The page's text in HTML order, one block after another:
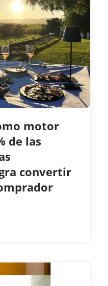
motor
de las
convertir